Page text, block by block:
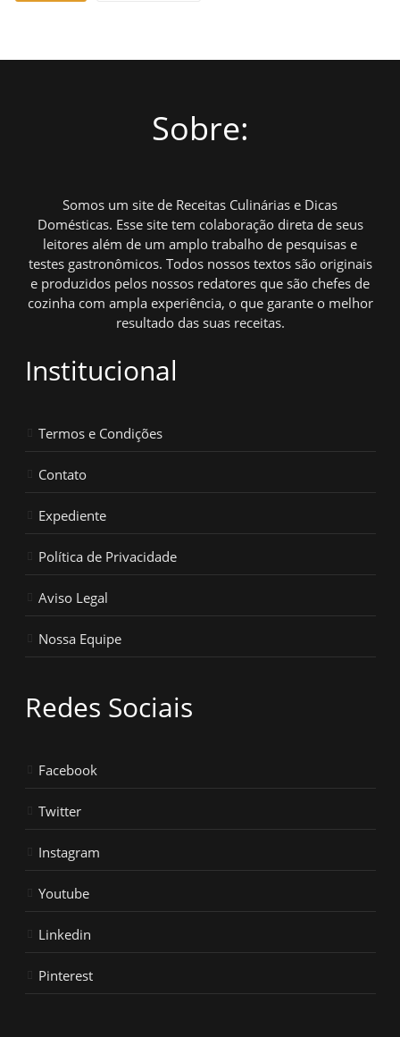
Sobre:
Somos um site de Receitas Culinárias e Dicas
Domésticas. Esse site tem colaboração direta de seus
leitores além de um amplo trabalho de pesquisas e
testes gastronômicos. Todos nossos textos são originais
e produzidos pelos nossos redatores que são chefes de
cozinha com ampla experiência, o que garante o melhor
resultado das suas receitas.
Institucional
Termos e Condições
Contato
Expediente
Política de Privacidade
Aviso Legal
Nossa Equipe
Redes Sociais
Facebook
Twitter
Instagram
Youtube
Linkedin
Pinterest